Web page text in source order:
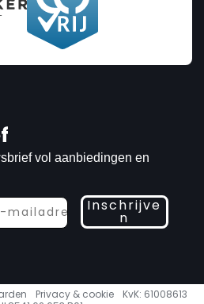
vol aanbiedingen en
Inschrijve
n
Privacy & cookie
KvK: 61008613